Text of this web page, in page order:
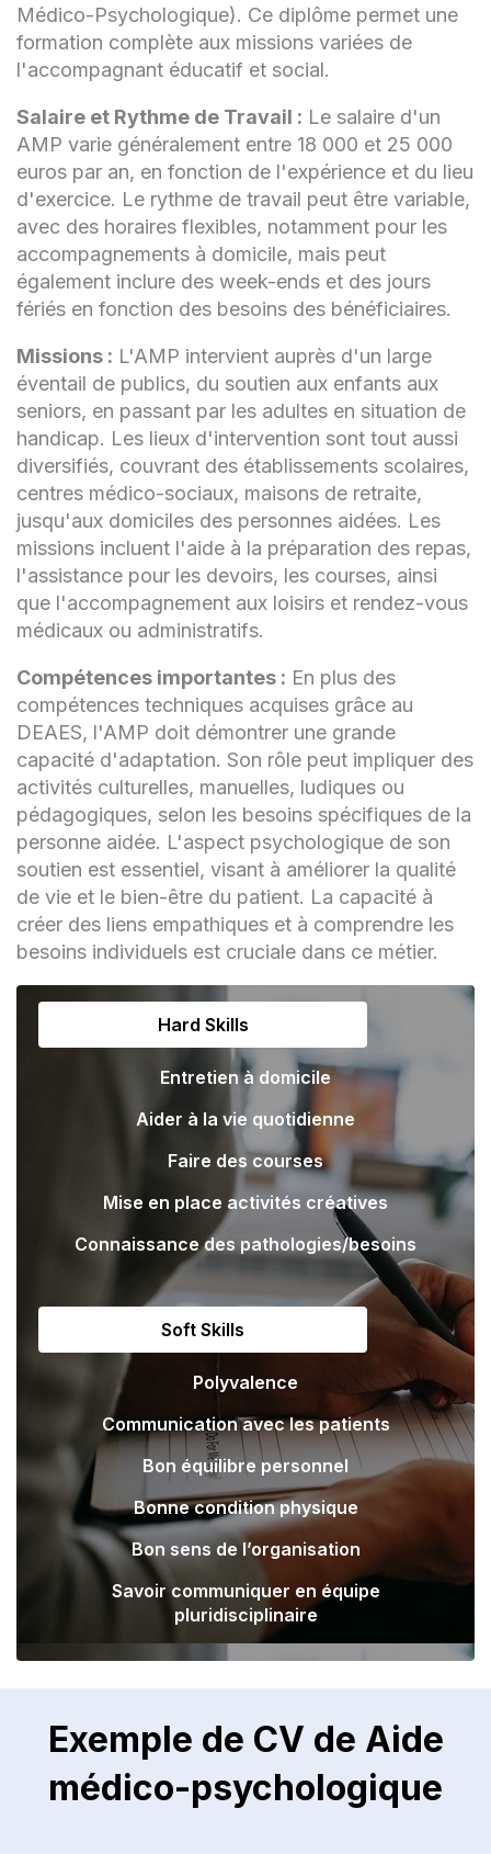
Médico-Psychologique). Ce diplôme permet une
formation complète aux missions variées de
l'accompagnant éducatif et social.
Salaire et Rythme de Travail : Le salaire d'un
AMP varie généralement entre 18 000 et 25 000
euros par an, en fonction de l'expérience et du lieu
d'exercice. Le rythme de travail peut être variable,
avec des horaires flexibles, notamment pour les
accompagnements à domicile, mais peut
également inclure des week-ends et des jours
fériés en fonction des besoins des bénéficiaires.
Missions : L'AMP intervient auprès d'un large
éventail de publics, du soutien aux enfants aux
seniors, en passant par les adultes en situation de
handicap. Les lieux d'intervention sont tout aussi
diversifiés, couvrant des établissements scolaires,
centres médico-sociaux, maisons de retraite,
jusqu'aux domiciles des personnes aidées. Les
missions incluent l'aide à la préparation des repas,
l'assistance pour les devoirs, les courses, ainsi
que l'accompagnement aux loisirs et rendez-vous
médicaux ou administratifs.
Compétences importantes : En plus des
compétences techniques acquises grâce au
DEAES, l'AMP doit démontrer une grande
capacité d'adaptation. Son rôle peut impliquer des
activités culturelles, manuelles, ludiques ou
pédagogiques, selon les besoins spécifiques de la
personne aidée. L'aspect psychologique de son
soutien est essentiel, visant à améliorer la qualité
de vie et le bien-être du patient. La capacité à
créer des liens empathiques et à comprendre les
besoins individuels est cruciale dans ce métier.
Hard Skills
Entretien à domicile
Aider à la vie quotidienne
Faire des courses
Mise en place activités créatives
Connaissance des pathologies/besoins
Soft Skills
Polyvalence
Communication avec les patients
Bon équilibre personnel
Bonne condition physique
Bon sens de l’organisation
Savoir communiquer en équipe
pluridisciplinaire
Exemple de CV de Aide
médico-psychologique